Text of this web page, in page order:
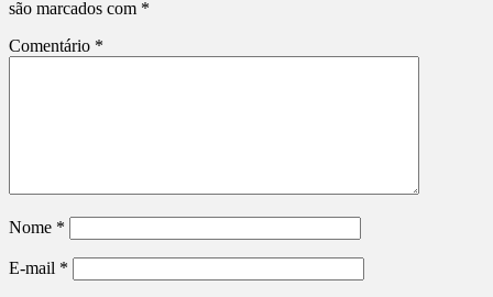
são marcados com *
Comentário *
Nome *
E-mail *